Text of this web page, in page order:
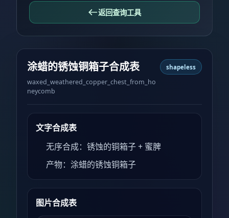
返回查询工具
涂蜡的锈蚀铜箱子合成表
waxed_weathered_copper_chest_from_ho
neycomb
shapeless
文字合成表
无序合成：锈蚀的铜箱子 + 蜜脾
产物：涂蜡的锈蚀铜箱子
图片合成表